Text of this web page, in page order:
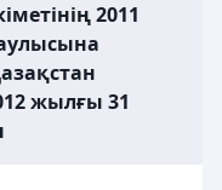
2011
жылғы 31